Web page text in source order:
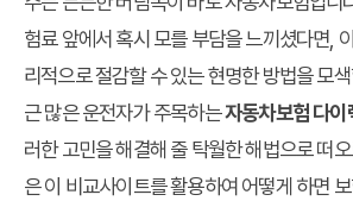
험료 앞에서 혹시 모를 부담을 느끼셨다면,
리적으로 절감할 수 있는 현명한 방법을 모
근 많은 운전자가 주목하는자동차보험 다
러한 고민을 해결해 줄 탁월한 해법으로 떠
은 이 비교사이트를 활용하여 어떻게 하면